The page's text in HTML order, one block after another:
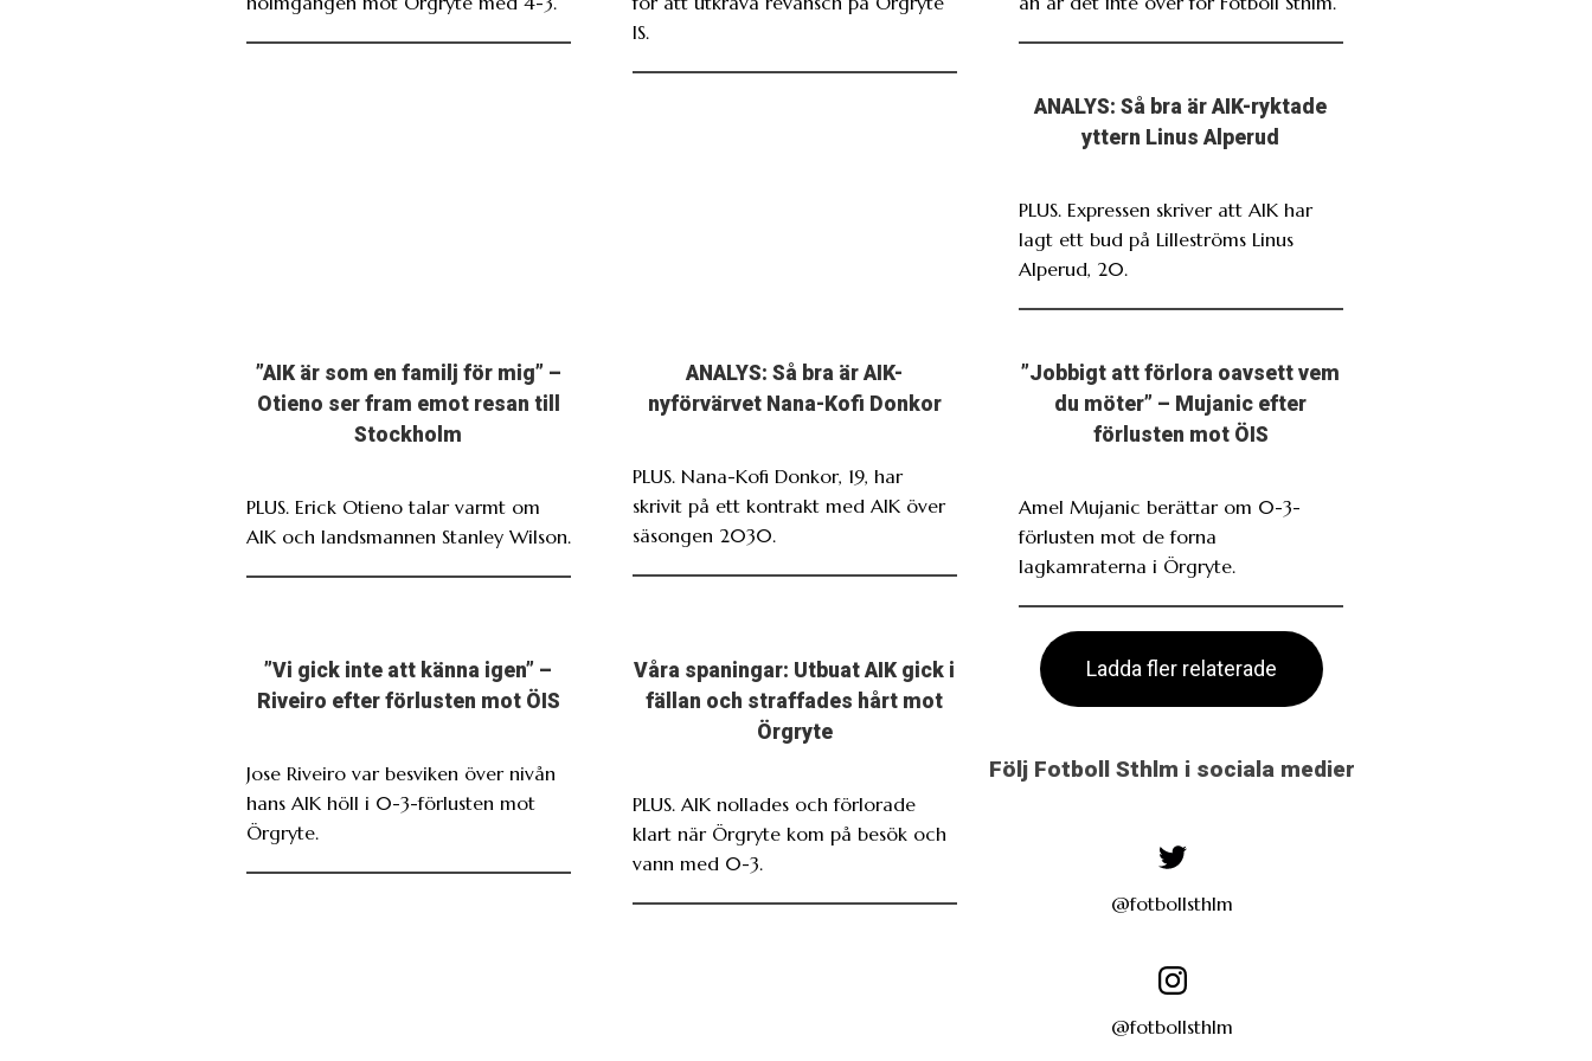
IS.
ANALYS: Så bra är AIK-ryktade
yttern Linus Alperud
PLUS. Expressen skriver att AIK har
lagt ett bud på Lilleströms Linus
Alperud, 20.
”AIK är som en familj för mig” –
Otieno ser fram emot resan till
Stockholm
PLUS. Erick Otieno talar varmt om
AIK och landsmannen Stanley Wilson.
ANALYS: Så bra är AIK-
nyförvärvet Nana-Kofi Donkor
PLUS. Nana-Kofi Donkor, 19, har
skrivit på ett kontrakt med AIK över
säsongen 2030.
”Jobbigt att förlora oavsett vem
du möter” – Mujanic efter
förlusten mot ÖIS
Amel Mujanic berättar om 0-3-
förlusten mot de forna
lagkamraterna i Örgryte.
”Vi gick inte att känna igen” –
Riveiro efter förlusten mot ÖIS
Jose Riveiro var besviken över nivån
hans AIK höll i 0-3-förlusten mot
Örgryte.
Våra spaningar: Utbuat AIK gick i
fällan och straffades hårt mot
Örgryte
PLUS. AIK nollades och förlorade
klart när Örgryte kom på besök och
vann med 0-3.
Ladda fler relaterade
Följ Fotboll Sthlm i sociala medier
@fotbollsthlm
@fotbollsthlm